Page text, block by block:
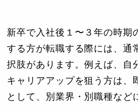
新卒で入社後１〜３年の時期
する方が転職する際には、通
択肢があります。例えば、自
キャリアアップを狙う方は、
として、別業界・別職種など